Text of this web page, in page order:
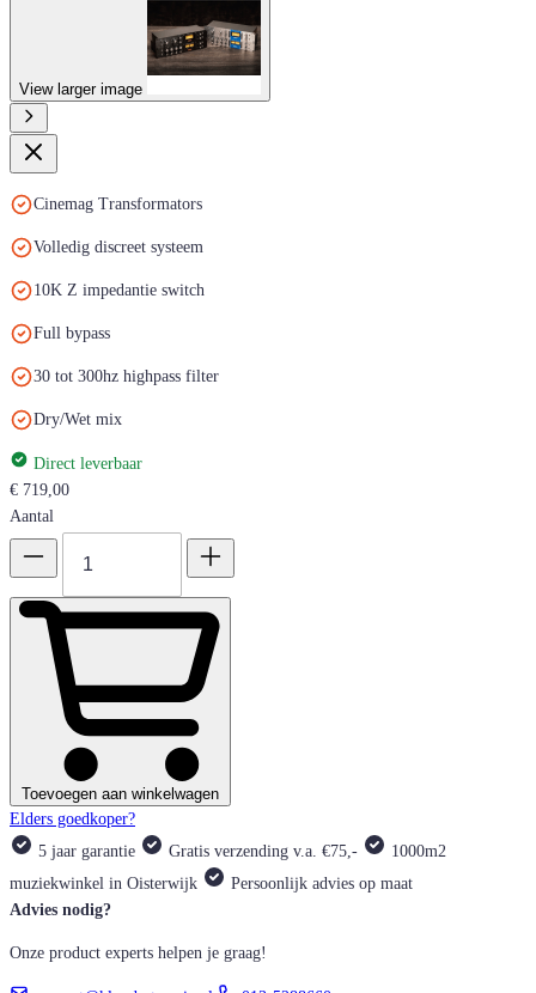
View larger image
Cinemag Transformators
Volledig discreet systeem
10K Z impedantie switch
Full bypass
30 tot 300hz highpass filter
Dry/Wet mix
Direct leverbaar
€ 719,00
Aantal
Toevoegen aan winkelwagen
Elders goedkoper?
5 jaar garantie
Gratis verzending v.a. €75,-
1000m2
muziekwinkel in Oisterwijk
Persoonlijk advies op maat
Advies nodig?
Onze product experts helpen je graag!